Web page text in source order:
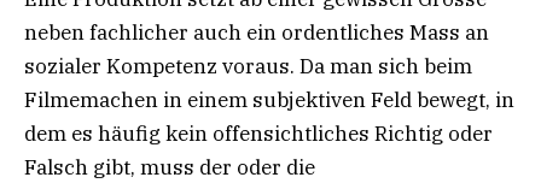
neben fachlicher auch ein ordentliches Mass an
sozialer Kompetenz voraus. Da man sich beim
Filmemachen in einem subjektiven Feld bewegt, in
dem es häufig kein offensichtliches Richtig oder
Falsch gibt, muss der oder die